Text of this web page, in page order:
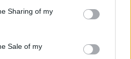
Sharing of my
Sale of my